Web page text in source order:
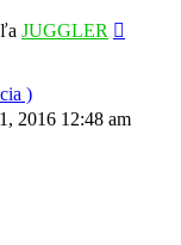
JUGGLER
)
2016 12:48 am